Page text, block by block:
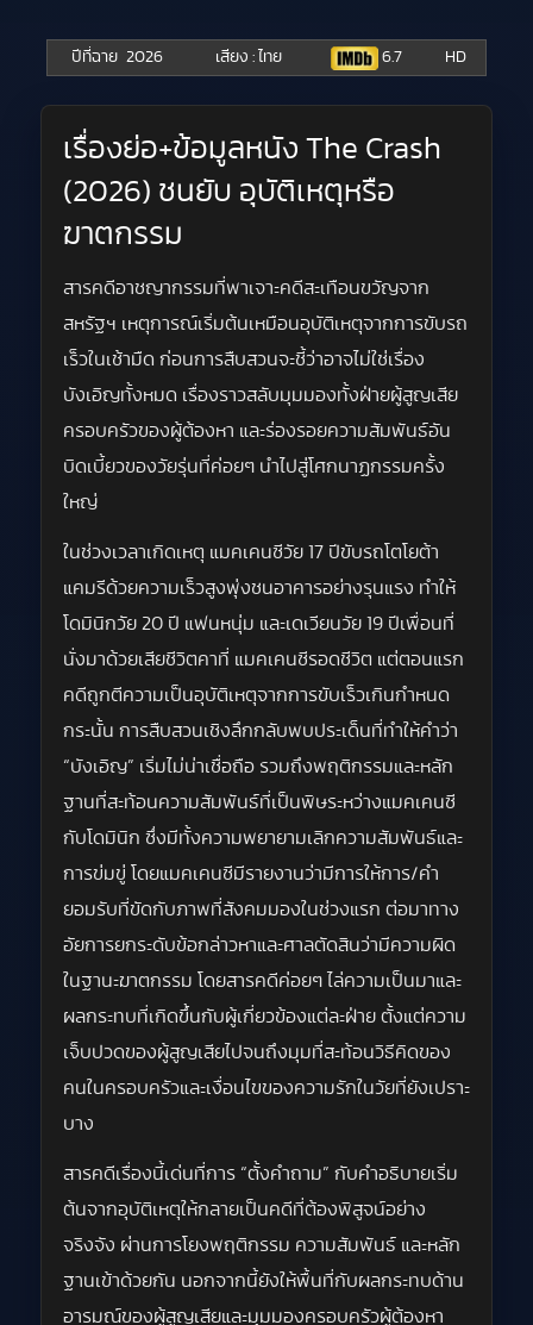
ปีที่ฉาย 2026 เสียง : ไทย 6.7 HD
เรื่องย่อ+ข้อมูลหนัง The Crash
(2026) ชนยับ อุบัติเหตุหรือ
ฆาตกรรม
สารคดีอาชญากรรมที่พาเจาะคดีสะเทือนขวัญจาก
สหรัฐฯ เหตุการณ์เริ่มต้นเหมือนอุบัติเหตุจากการขับรถ
เร็วในเช้ามืด ก่อนการสืบสวนจะชี้ว่าอาจไม่ใช่เรื่อง
บังเอิญทั้งหมด เรื่องราวสลับมุมมองทั้งฝ่ายผู้สูญเสีย
ครอบครัวของผู้ต้องหา และร่องรอยความสัมพันธ์อัน
บิดเบี้ยวของวัยรุ่นที่ค่อยๆ นำไปสู่โศกนาฏกรรมครั้ง
ใหญ่
ในช่วงเวลาเกิดเหตุ แมคเคนซีวัย 17 ปีขับรถโตโยต้า
แคมรีด้วยความเร็วสูงพุ่งชนอาคารอย่างรุนแรง ทำให้
โดมินิกวัย 20 ปี แฟนหนุ่ม และเดเวียนวัย 19 ปีเพื่อนที่
นั่งมาด้วยเสียชีวิตคาที่ แมคเคนซีรอดชีวิต แต่ตอนแรก
คดีถูกตีความเป็นอุบัติเหตุจากการขับเร็วเกินกำหนด
กระนั้น การสืบสวนเชิงลึกกลับพบประเด็นที่ทำให้คำว่า
“บังเอิญ” เริ่มไม่น่าเชื่อถือ รวมถึงพฤติกรรมและหลัก
ฐานที่สะท้อนความสัมพันธ์ที่เป็นพิษระหว่างแมคเคนซี
กับโดมินิก ซึ่งมีทั้งความพยายามเลิกความสัมพันธ์และ
การข่มขู่ โดยแมคเคนซีมีรายงานว่ามีการให้การ/คำ
ยอมรับที่ขัดกับภาพที่สังคมมองในช่วงแรก ต่อมาทาง
อัยการยกระดับข้อกล่าวหาและศาลตัดสินว่ามีความผิด
ในฐานะฆาตกรรม โดยสารคดีค่อยๆ ไล่ความเป็นมาและ
ผลกระทบที่เกิดขึ้นกับผู้เกี่ยวข้องแต่ละฝ่าย ตั้งแต่ความ
เจ็บปวดของผู้สูญเสียไปจนถึงมุมที่สะท้อนวิธีคิดของ
คนในครอบครัวและเงื่อนไขของความรักในวัยที่ยังเปราะ
บาง
สารคดีเรื่องนี้เด่นที่การ “ตั้งคำถาม” กับคำอธิบายเริ่ม
ต้นจากอุบัติเหตุให้กลายเป็นคดีที่ต้องพิสูจน์อย่าง
จริงจัง ผ่านการโยงพฤติกรรม ความสัมพันธ์ และหลัก
ฐานเข้าด้วยกัน นอกจากนี้ยังให้พื้นที่กับผลกระทบด้าน
อารมณ์ของผู้สูญเสียและมุมมองครอบครัวผู้ต้องหา